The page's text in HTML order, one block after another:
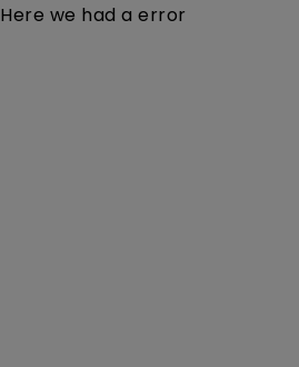
Here we had a error